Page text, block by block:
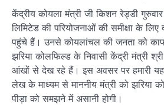
केंद्रीय कोयला मंत्री जी किशन रेड्डी
लिमिटेड की परियोजनाओं की समीक्षा के लिए
पहुंचे हैं। उनसे कोयलांचल की जनता को
झरिया कोलफ‍िल्ड के निवासी केंद्री मंत्री
आंखों से देख रहे हैं। इस अवसर पर हमारी
लेख के माध्‍यम से माननीय मंत्री को झरिया
पीड़ा को समझने में असानी होगी।